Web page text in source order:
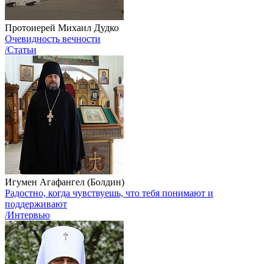
Протоиерей Михаил Дудко
Очевидность вечности
/Статьи
Игумен Агафангел (Болдин)
Радостно, когда чувствуешь, что тебя понимают и
поддерживают
/Интервью